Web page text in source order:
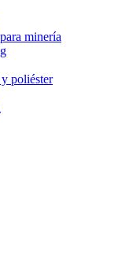
minería
poliéster